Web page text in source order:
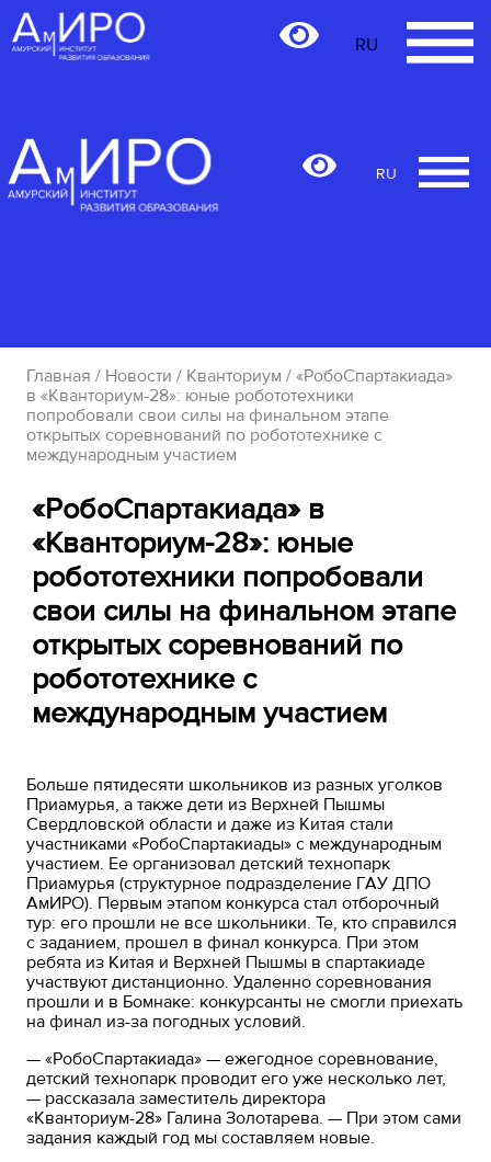
RU
RU
Главная / Новости / Кванториум / «РобоСпартакиада»
в «Кванториум-28»: юные робототехники
попробовали свои силы на финальном этапе
открытых соревнований по робототехнике с
международным участием
«РобоСпартакиада» в
«Кванториум-28»: юные
робототехники попробовали
свои силы на финальном этапе
открытых соревнований по
робототехнике с
международным участием
Больше пятидесяти школьников из разных уголков
Приамурья, а также дети из Верхней Пышмы
Свердловской области и даже из Китая стали
участниками «РобоСпартакиады» с международным
участием. Ее организовал детский технопарк
Приамурья (структурное подразделение ГАУ ДПО
АмИРО). Первым этапом конкурса стал отборочный
тур: его прошли не все школьники. Те, кто справился
с заданием, прошел в финал конкурса. При этом
ребята из Китая и Верхней Пышмы в спартакиаде
участвуют дистанционно. Удаленно соревнования
прошли и в Бомнаке: конкурсанты не смогли приехать
на финал из-за погодных условий.
— «РобоСпартакиада» — ежегодное соревнование,
детский технопарк проводит его уже несколько лет,
— рассказала заместитель директора
«Кванториум-28» Галина Золотарева. — При этом сами
задания каждый год мы составляем новые.